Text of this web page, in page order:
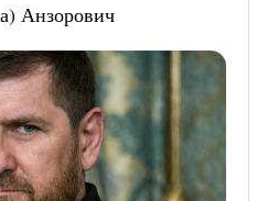
Анзорович